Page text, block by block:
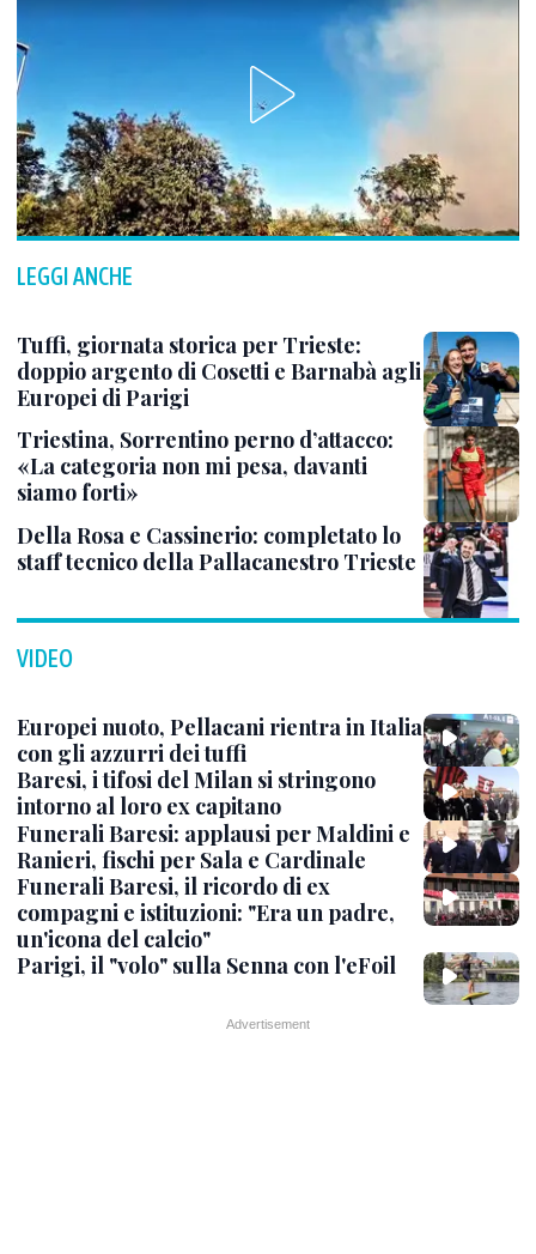
LEGGI ANCHE
Tuffi, giornata storica per Trieste:
doppio argento di Cosetti e Barnabà agli
Europei di Parigi
Triestina, Sorrentino perno d’attacco:
«La categoria non mi pesa, davanti
siamo forti»
Della Rosa e Cassinerio: completato lo
staff tecnico della Pallacanestro Trieste
VIDEO
Europei nuoto, Pellacani rientra in Italia
con gli azzurri dei tuffi
Baresi, i tifosi del Milan si stringono
intorno al loro ex capitano
Funerali Baresi: applausi per Maldini e
Ranieri, fischi per Sala e Cardinale
Funerali Baresi, il ricordo di ex
compagni e istituzioni: "Era un padre,
un'icona del calcio"
Parigi, il "volo" sulla Senna con l'eFoil